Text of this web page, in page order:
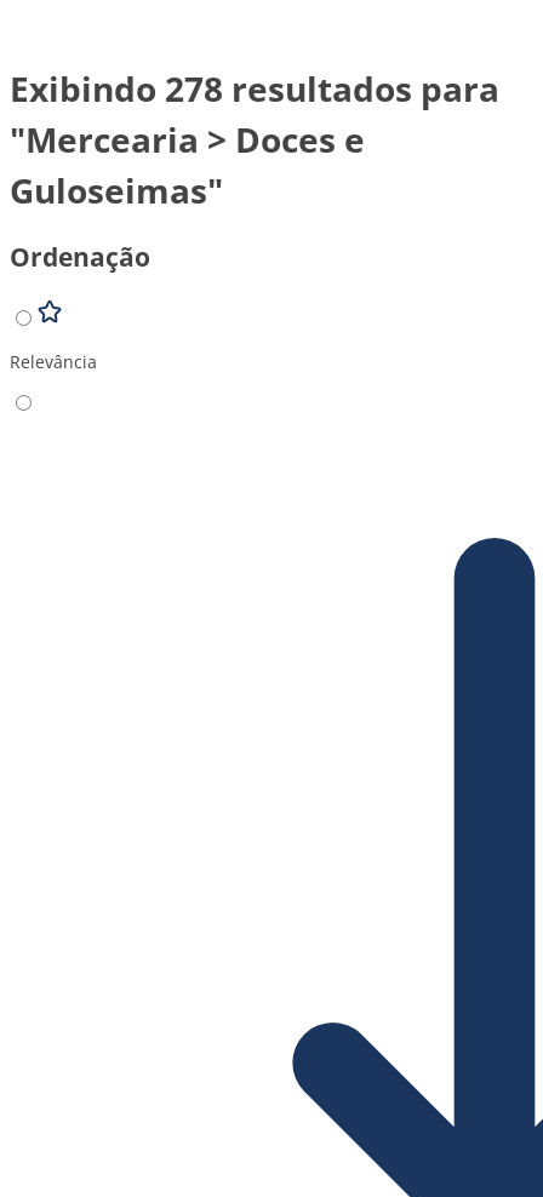
Exibindo 278 resultados para
"Mercearia > Doces e
Guloseimas"
Ordenação
Relevância